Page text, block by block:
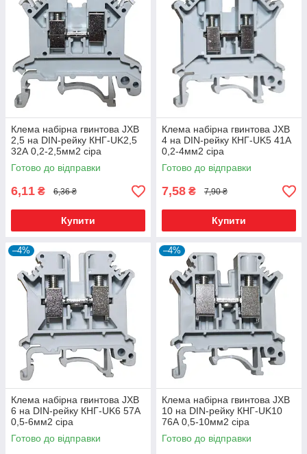
Клема набірна гвинтова JXB
2,5 на DIN-рейку КНГ-UK2,5
32А 0,2-2,5мм2 сіра
Готово до відправки
6,11 ₴ 6,36 ₴
Купити
Клема набірна гвинтова JXB
4 на DIN-рейку КНГ-UK5 41А
0,2-4мм2 сіра
Готово до відправки
7,58 ₴ 7,90 ₴
Купити
–4%
Клема набірна гвинтова JXB
6 на DIN-рейку КНГ-UK6 57А
0,5-6мм2 сіра
Готово до відправки
–4%
Клема набірна гвинтова JXB
10 на DIN-рейку КНГ-UK10
76А 0,5-10мм2 сіра
Готово до відправки